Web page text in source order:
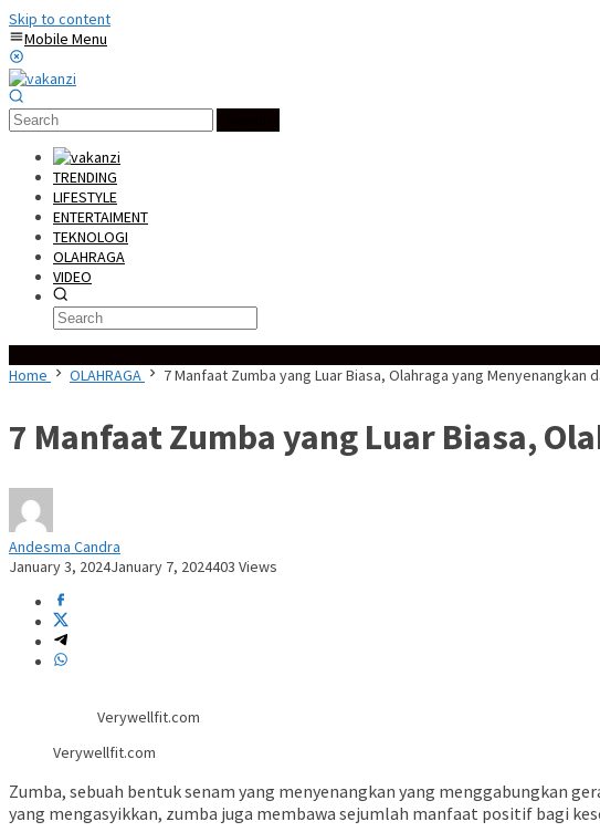
Skip to content
Mobile Menu
TRENDING
LIFESTYLE
ENTERTAIMENT
TEKNOLOGI
OLAHRAGA
VIDEO
Home
OLAHRAGA 7 Manfaat Zumba yang Luar Biasa, Olahraga yang Menyenangkan
7 Manfaat Zumba yang Luar Biasa,
Andesma Candra
January 3, 2024January 7, 2024403 Views
Verywellfit.com
Verywellfit.com
Zumba, sebuah bentuk senam yang menyenangkan yang menggabungkan
yang mengasyikkan, zumba juga membawa sejumlah manfaat positif bagi